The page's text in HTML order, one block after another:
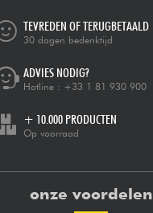
TEVREDEN OF TERUGBETAALD
30 dagen bedenktijd
ADVIES NODIG?
Hotline : +33 1 81 930 900
+ 10.000 PRODUCTEN
Op voorraad
onze voordelen